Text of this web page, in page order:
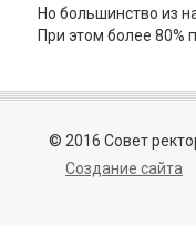
Но большинство из
При этом более 80%
© 2016 Совет
Создание сайта